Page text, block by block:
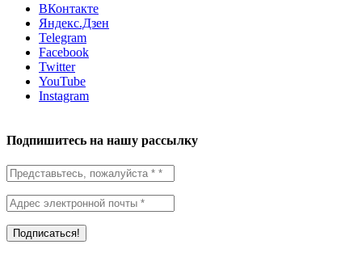
ВКонтакте
Яндекс.Дзен
Telegram
Facebook
Twitter
YouTube
Instagram
Подпишитесь на нашу рассылку